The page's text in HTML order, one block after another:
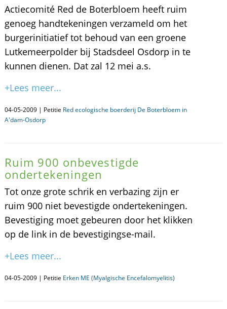
Actiecomité Red de Boterbloem heeft ruim
genoeg handtekeningen verzameld om het
burgerinitiatief tot behoud van een groene
Lutkemeerpolder bij Stadsdeel Osdorp in te
kunnen dienen. Dat zal 12 mei a.s.
+Lees meer...
04-05-2009 | Petitie Red ecologische boerderij De Boterbloem in
A'dam-Osdorp
Ruim 900 onbevestigde
ondertekeningen
Tot onze grote schrik en verbazing zijn er
ruim 900 niet bevestigde ondertekeningen.
Bevestiging moet gebeuren door het klikken
op de link in de bevestigingse-mail.
+Lees meer...
04-05-2009 | Petitie Erken ME (Myalgische Encefalomyelitis)